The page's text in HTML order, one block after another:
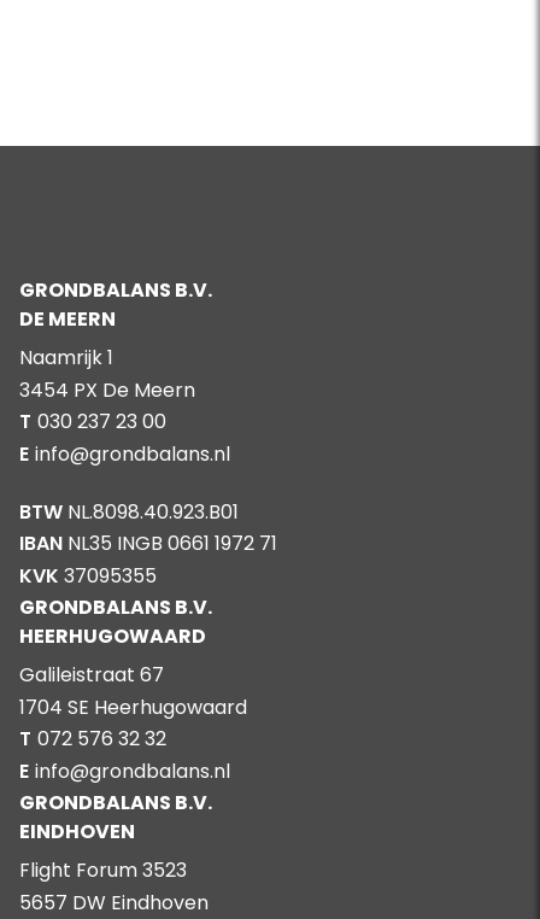
GRONDBALANS B.V.
DE MEERN
Naamrijk 1
3454 PX De Meern
T 030 237 23 00
E info@grondbalans.nl
BTW NL.8098.40.923.B01
IBAN NL35 INGB 0661 1972 71
KVK 37095355
GRONDBALANS B.V.
HEERHUGOWAARD
Galileistraat 67
1704 SE Heerhugowaard
T 072 576 32 32
E info@grondbalans.nl
GRONDBALANS B.V.
EINDHOVEN
Flight Forum 3523
5657 DW Eindhoven